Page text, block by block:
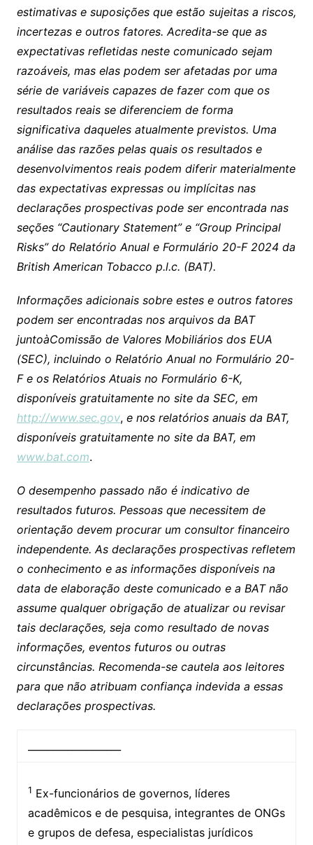
estimativas e suposições que estão sujeitas a riscos,
incertezas e outros fatores. Acredita-se que as
expectativas refletidas neste comunicado sejam
razoáveis, mas elas podem ser afetadas por uma
série de variáveis capazes de fazer com que os
resultados reais se diferenciem de forma
significativa daqueles atualmente previstos. Uma
análise das razões pelas quais os resultados e
desenvolvimentos reais podem diferir materialmente
das expectativas expressas ou implícitas nas
declarações prospectivas pode ser encontrada nas
seções “Cautionary Statement” e “Group Principal
Risks” do Relatório Anual e Formulário 20-F 2024 da
British American Tobacco p.l.c. (BAT).
Informações adicionais sobre estes e outros fatores
podem ser encontradas nos arquivos da BAT
juntoàComissão de Valores Mobiliários dos EUA
(SEC), incluindo o Relatório Anual no Formulário 20-
F e os Relatórios Atuais no Formulário 6-K,
disponíveis gratuitamente no site da SEC, em
http://www.sec.gov,e nos relatórios anuais da BAT,
disponíveis gratuitamente no site da BAT, em
www.bat.com.
O desempenho passado não é indicativo de
resultados futuros. Pessoas que necessitem de
orientação devem procurar um consultor financeiro
independente. As declarações prospectivas refletem
o conhecimento e as informações disponíveis na
data de elaboração deste comunicado e a BAT não
assume qualquer obrigação de atualizar ou revisar
tais declarações, seja como resultado de novas
informações, eventos futuros ou outras
circunstâncias. Recomenda-se cautela aos leitores
para que não atribuam confiança indevida a essas
declarações prospectivas.
1 Ex-funcionários de governos, líderes
acadêmicos e de pesquisa, integrantes de ONGs
e grupos de defesa, especialistas jurídicos